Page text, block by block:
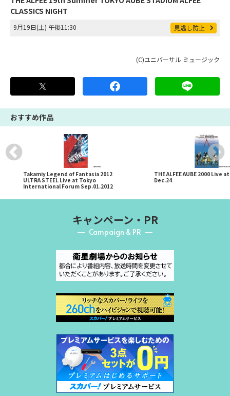
CLASSICS NIGHT
9月19日(土) 午後11:30 見逃し防止
(C)ユニバーサル ミュージック
おすすめ作品
Takamiy Legend of Fantasia 2012
ULTRA STEEL Live at Tokyo
International Forum Sep.01.2012
THE ALFEE AUBE 2000 Live
Dec.24
キャンペーン・PR
Campaign & PR